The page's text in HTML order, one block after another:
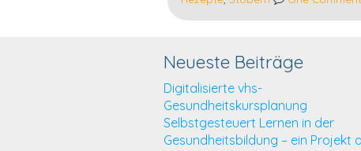
Genussliebhabern
und
Neueste Beiträge
Digitalisierte vhs-
Gesundheitskursplanung
Selbstgesteuert Lernen in der
Gesundheitsbildung – ein Projekt